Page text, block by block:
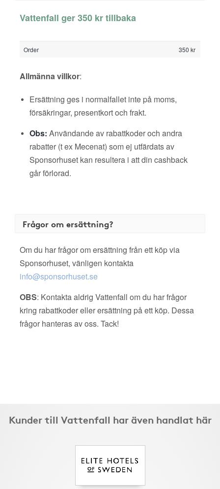
Vattenfall ger 350 kr tillbaka
Order 350 kr
Allmänna villkor:
Ersättning ges i normalfallet inte på moms,
försäkringar, presentkort och frakt.
Obs: Användande av rabattkoder och andra
rabatter (t ex Mecenat) som ej utfärdats av
Sponsorhuset kan resultera i att din cashback
går förlorad.
Frågor om ersättning?
Om du har frågor om ersättning från ett köp via
Sponsorhuset, vänligen kontakta
info@sponsorhuset.se
OBS: Kontakta aldrig Vattenfall om du har frågor
kring rabattkoder eller ersättning på ett köp. Dessa
frågor hanteras av oss. Tack!
Kunder till Vattenfall har även handlat här